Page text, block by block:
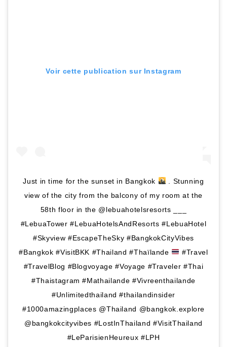
Voir cette publication sur Instagram
Just in time for the sunset in Bangkok
. Stunning
view of the city from the balcony of my room at the
58th floor in the @lebuahotelsresorts ___
#LebuaTower #LebuaHotelsAndResorts #LebuaHotel
#Skyview #EscapeTheSky #BangkokCityVibes
#Bangkok #VisitBKK #Thailand #Thaïlande
#Travel
#TravelBlog #Blogvoyage #Voyage #Traveler #Thai
#Thaistagram #Mathailande #Vivreenthailande
#Unlimitedthailand #thailandinsider
#1000amazingplaces @Thailand @bangkok.explore
@bangkokcityvibes #LostInThailand #VisitThailand
#LeParisienHeureux #LPH